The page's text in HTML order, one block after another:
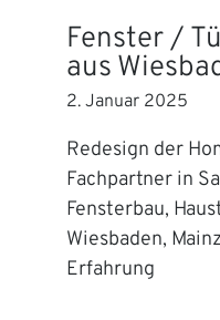
Fenster /
aus
2. Januar 2025
Redesign der
Fachpartner in
Fensterbau,
Wiesbaden,
Erfahrung